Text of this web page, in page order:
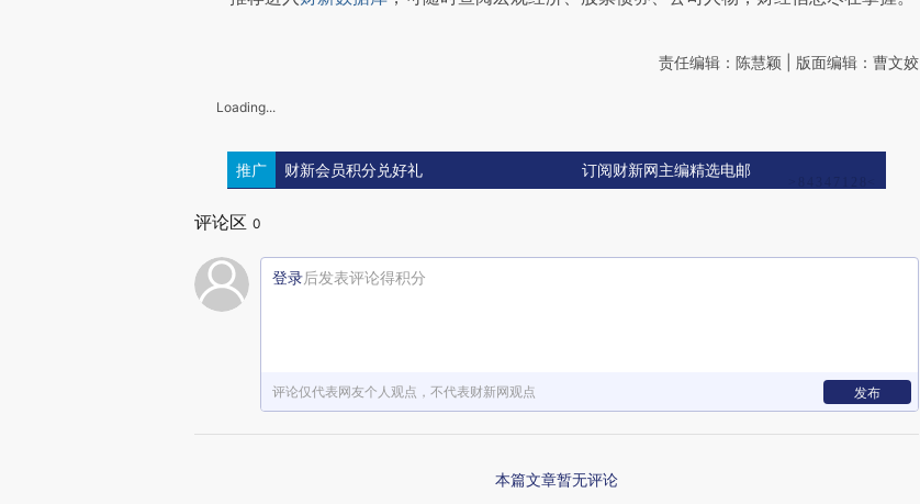
责任编辑：陈慧颖 | 版面编辑：曹文姣
Loading...
推广 财新会员积分兑好礼 订阅财新网主编精选电邮
评论区 0
登录后发表评论得积分
评论仅代表网友个人观点，不代表财新网观点 发布
本篇文章暂无评论